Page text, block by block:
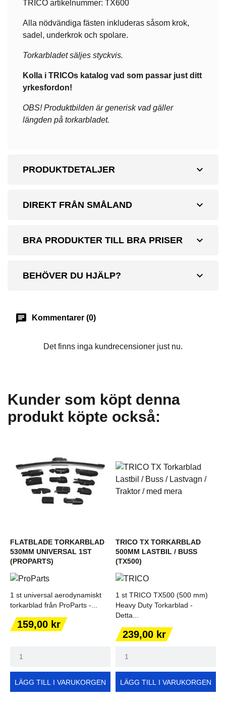
TRICO artikelnummer: TX600
Alla nödvändiga fästen inkluderas såsom krok,
sadel, underkrok och spolare.
Torkarbladet säljes styckvis.
Kolla i TRICOs katalog vad som passar just ditt
yrkesfordon!
OBS! Produktbilden är generisk vad gäller
längden på torkarbladet.
expand_more
PRODUKTDETALJER
expand_more
DIREKT FRÅN SMÅLAND
expand_more
BRA PRODUKTER TILL BRA PRISER
expand_more
BEHÖVER DU HJÄLP?
chat Kommentarer (0)
Det finns inga kundrecensioner just nu.
Kunder som köpt denna
produkt köpte också:
FLATBLADE TORKARBLAD
530MM UNIVERSAL 1ST
(PROPARTS)
1 st universal aerodynamiskt
torkarblad från ProParts -...
Pris
159,00 kr
LÄGG TILL I VARUKORGEN
TRICO TX TORKARBLAD
500MM LASTBIL / BUSS
(TX500)
1 st TRICO TX500 (500 mm)
Heavy Duty Torkarblad -
Detta...
Pris
239,00 kr
LÄGG TILL I VARUKORGEN